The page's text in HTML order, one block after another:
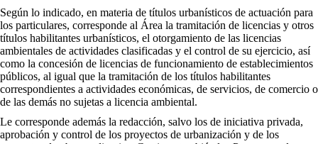
Según lo indicado, en materia de títulos urbanísticos de actuación para
los particulares, corresponde al Área la tramitación de licencias y otros
títulos habilitantes urbanísticos, el otorgamiento de las licencias
ambientales de actividades clasificadas y el control de su ejercicio, así
como la concesión de licencias de funcionamiento de establecimientos
públicos, al igual que la tramitación de los títulos habilitantes
correspondientes a actividades económicas, de servicios, de comercio o
de las demás no sujetas a licencia ambiental.
Le corresponde además la redacción, salvo los de iniciativa privada,
aprobación y control de los proyectos de urbanización y de los